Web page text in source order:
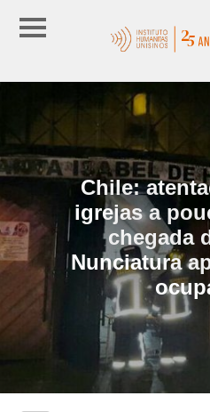
Chile:
igrejas a
chegada
Nunciatura